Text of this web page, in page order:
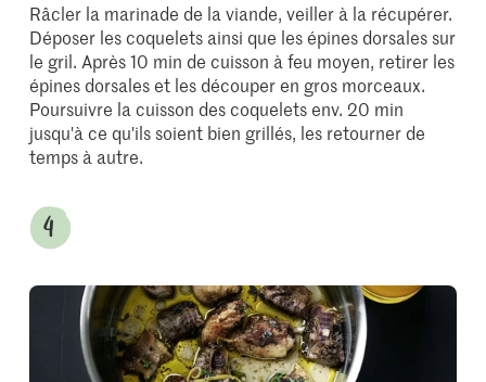
Râcler la marinade de la viande, veiller à la récupérer.
Déposer les coquelets ainsi que les épines dorsales sur
le gril. Après 10 min de cuisson à feu moyen, retirer les
épines dorsales et les découper en gros morceaux.
Poursuivre la cuisson des coquelets env. 20 min
jusqu'à ce qu'ils soient bien grillés, les retourner de
temps à autre.